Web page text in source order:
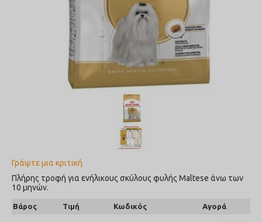
Γράψτε μια κριτική
Πλήρης τροφή για ενήλικους σκύλους φυλής Maltese άνω των
10 μηνών.
Βάρος Τιμή Κωδικός Αγορά